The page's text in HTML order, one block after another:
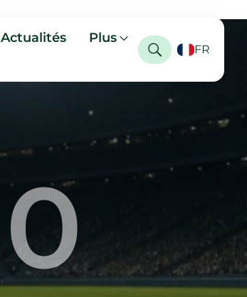
Actualités Plus
FR
0